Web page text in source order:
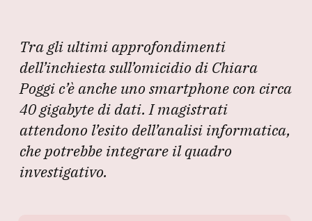
Tra gli ultimi approfondimenti
dell’inchiesta sull’omicidio di Chiara
Poggi c’è anche uno smartphone con circa
40 gigabyte di dati. I magistrati
attendono l’esito dell’analisi informatica,
che potrebbe integrare il quadro
investigativo.